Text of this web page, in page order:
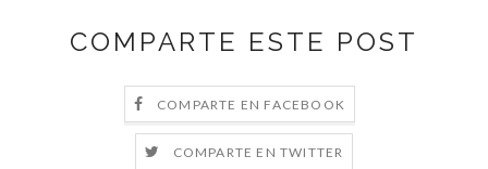
COMPARTE ESTE POST
COMPARTE EN FACEBOOK
COMPARTE EN TWITTER